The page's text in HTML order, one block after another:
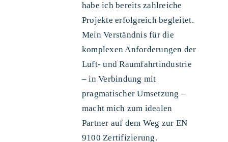
habe ich bereits zahlreiche
Projekte erfolgreich begleitet.
Mein Verständnis für die
komplexen Anforderungen der
Luft- und Raumfahrtindustrie
– in Verbindung mit
pragmatischer Umsetzung –
macht mich zum idealen
Partner auf dem Weg zur EN
9100 Zertifizierung.